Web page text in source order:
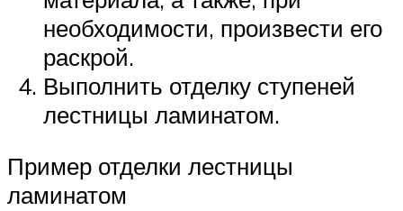
необходимости, произвести его
раскрой.
Выполнить отделку ступеней
лестницы ламинатом.
Пример отделки лестницы
ламинатом